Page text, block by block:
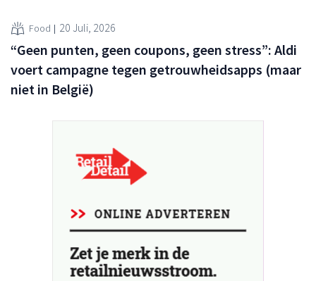
Food 20 Juli, 2026
“Geen punten, geen coupons, geen stress”: Aldi
voert campagne tegen getrouwheidsapps (maar
niet in België)